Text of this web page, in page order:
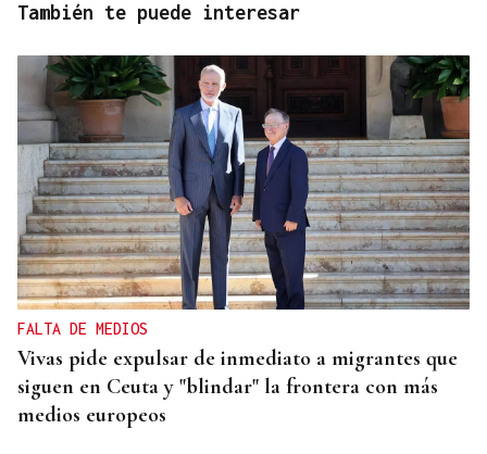
También te puede interesar
FALTA DE MEDIOS
Vivas pide expulsar de inmediato a migrantes que
siguen en Ceuta y "blindar" la frontera con más
medios europeos